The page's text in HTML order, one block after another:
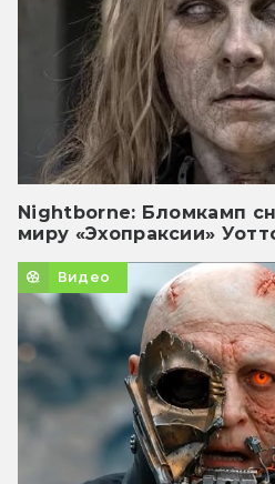
Nightborne: Бломкамп
миру «Эхопраксии»
Видео